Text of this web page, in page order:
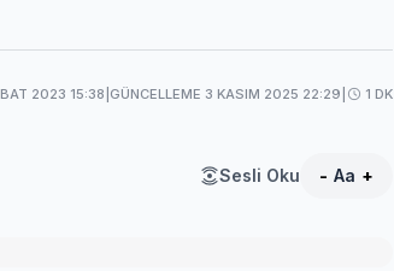
2023 15:38 GÜNCELLEME 3 KASIM 2025 22:29 1 DK
Sesli Oku - Aa +